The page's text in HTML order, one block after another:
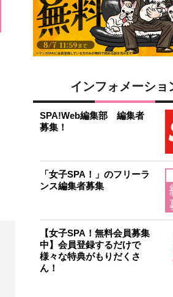
インフォメーショ
SPA!Web編集部 編集者
募集！
「女子SPA！」のフリーラ
ンス編集者募集
【女子SPA！無料会員募集
中】会員登録するだけで
様々な特典がもりだくさ
ん！